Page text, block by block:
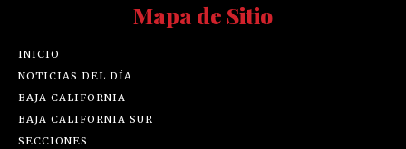
Mapa de Sitio
INICIO
NOTICIAS DEL DÍA
BAJA CALIFORNIA
BAJA CALIFORNIA SUR
SECCIONES